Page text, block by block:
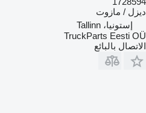
ديزل / مازوت
إستونيا، Tallinn
TruckParts Eesti OÜ
الاتصال بالبائع